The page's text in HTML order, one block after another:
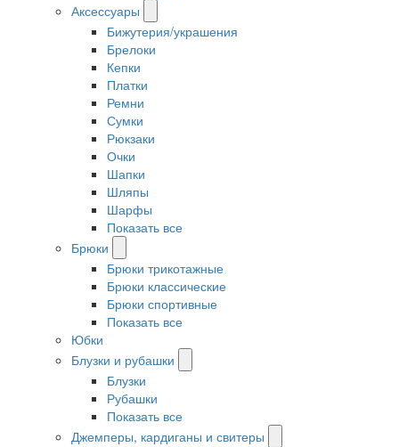
Аксессуары
Бижутерия/украшения
Брелоки
Кепки
Платки
Ремни
Сумки
Рюкзаки
Очки
Шапки
Шляпы
Шарфы
Показать все
Брюки
Брюки трикотажные
Брюки классические
Брюки спортивные
Показать все
Юбки
Блузки и рубашки
Блузки
Рубашки
Показать все
Джемперы, кардиганы и свитеры